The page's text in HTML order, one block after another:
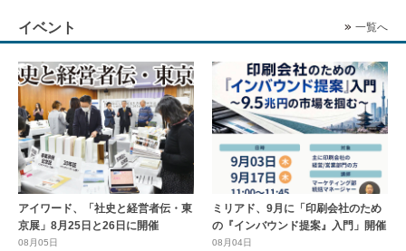
イベント 一覧へ
アイワード、「社史と経営者伝・東
京展」8月25日と26日に開催
08月05日
ミリアド、9月に「印刷会社のため
の『インバウンド提案』入門」開催
08月04日